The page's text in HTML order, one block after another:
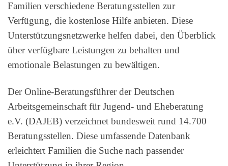
Familien verschiedene Beratungsstellen zur
Verfügung, die kostenlose Hilfe anbieten. Diese
Unterstützungsnetzwerke helfen dabei, den Überblick
über verfügbare Leistungen zu behalten und
emotionale Belastungen zu bewältigen.
Der Online-Beratungsführer der Deutschen
Arbeitsgemeinschaft für Jugend- und Eheberatung
e.V. (DAJEB) verzeichnet bundesweit rund 14.700
Beratungsstellen. Diese umfassende Datenbank
erleichtert Familien die Suche nach passender